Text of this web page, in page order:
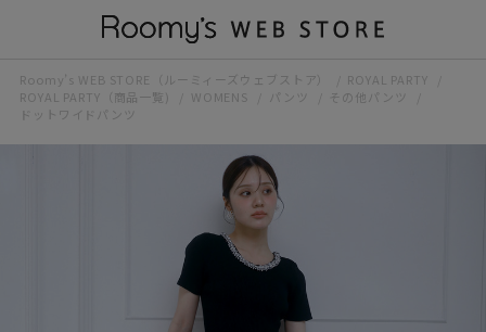
Roomy’s WEB STORE（ルーミィーズウェブストア）
ROYAL PARTY
ROYAL PARTY（商品一覧)
WOMENS パンツ
その他パンツ
ドットワイドパンツ